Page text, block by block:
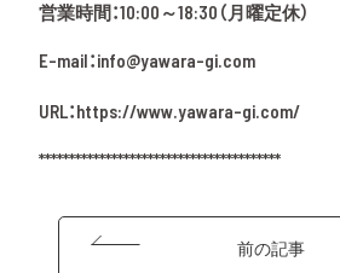
営業時間：10:00～18:30（月曜定休）
E-mail：info@yawara-gi.com
URL：https://www.yawara-gi.com/
****************************************
前の記事